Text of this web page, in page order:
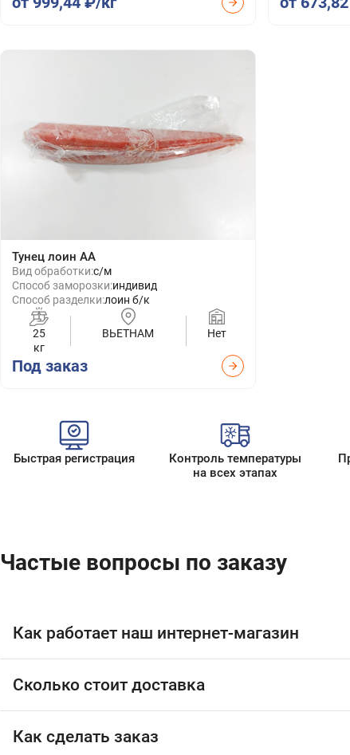
Тунец лоин АА
Вид обработки:с/м
Способ заморозки:индивид
Способ разделки:лоин б/к
25
кг
ВЬЕТНАМ Нет
Под заказ
Быстрая регистрация
Контроль температуры
на всех этапах
Частые вопросы по заказу
Как работает наш интернет-магазин
Сколько стоит доставка
Как сделать заказ